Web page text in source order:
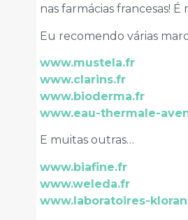
nas farmácias francesas!
Eu recomendo várias
www.mustela.fr
www.clarins.fr
www.bioderma.fr
www.eau-thermale-
E muitas outras…
www.biafine.fr
www.weleda.fr
www.laboratoires-